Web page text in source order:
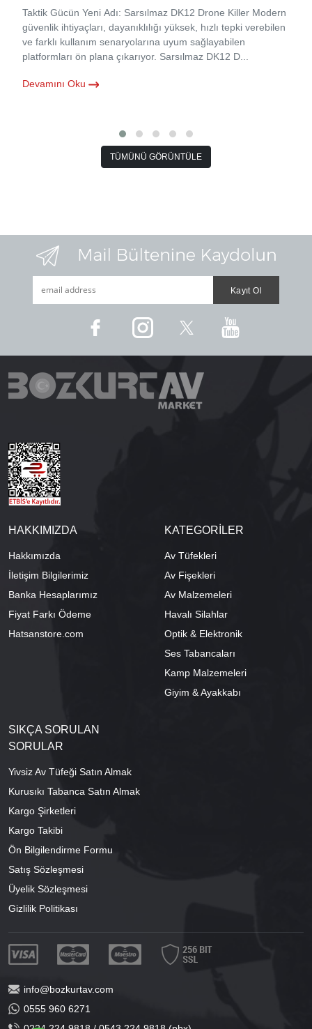
Taktik Gücün Yeni Adı: Sarsılmaz DK12 Drone Killer Modern
güvenlik ihtiyaçları, dayanıklılığı yüksek, hızlı tepki verebilen
ve farklı kullanım senaryolarına uyum sağlayabilen
platformları ön plana çıkarıyor. Sarsılmaz DK12 D...
Devamını Oku
TÜMÜNÜ GÖRÜNTÜLE
HAKKIMIZDA
Hakkımızda
İletişim Bilgilerimiz
Banka Hesaplarımız
Fiyat Farkı Ödeme
Hatsanstore.com
KATEGORİLER
Av Tüfekleri
Av Fişekleri
Av Malzemeleri
Havalı Silahlar
Optik & Elektronik
Ses Tabancaları
Kamp Malzemeleri
Giyim & Ayakkabı
SIKÇA SORULAN
SORULAR
Yivsiz Av Tüfeği Satın Almak
Kurusıkı Tabanca Satın Almak
Kargo Şirketleri
Kargo Takibi
Ön Bilgilendirme Formu
Satış Sözleşmesi
Üyelik Sözleşmesi
Gizlilik Politikası
info@bozkurtav.com
0555 960 6271